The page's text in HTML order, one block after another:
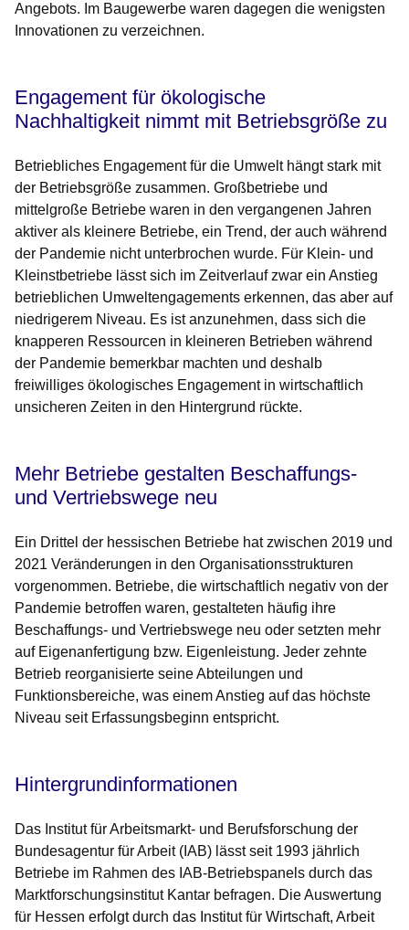
Angebots. Im Baugewerbe waren dagegen die wenigsten
Innovationen zu verzeichnen.
Engagement für ökologische
Nachhaltigkeit nimmt mit Betriebsgröße zu
Betriebliches Engagement für die Umwelt hängt stark mit
der Betriebsgröße zusammen. Großbetriebe und
mittelgroße Betriebe waren in den vergangenen Jahren
aktiver als kleinere Betriebe, ein Trend, der auch während
der Pandemie nicht unterbrochen wurde. Für Klein- und
Kleinstbetriebe lässt sich im Zeitverlauf zwar ein Anstieg
betrieblichen Umweltengagements erkennen, das aber auf
niedrigerem Niveau. Es ist anzunehmen, dass sich die
knapperen Ressourcen in kleineren Betrieben während
der Pandemie bemerkbar machten und deshalb
freiwilliges ökologisches Engagement in wirtschaftlich
unsicheren Zeiten in den Hintergrund rückte.
Mehr Betriebe gestalten Beschaffungs-
und Vertriebswege neu
Ein Drittel der hessischen Betriebe hat zwischen 2019 und
2021 Veränderungen in den Organisationsstrukturen
vorgenommen. Betriebe, die wirtschaftlich negativ von der
Pandemie betroffen waren, gestalteten häufig ihre
Beschaffungs- und Vertriebswege neu oder setzten mehr
auf Eigenanfertigung bzw. Eigenleistung. Jeder zehnte
Betrieb reorganisierte seine Abteilungen und
Funktionsbereiche, was einem Anstieg auf das höchste
Niveau seit Erfassungsbeginn entspricht.
Hintergrundinformationen
Das Institut für Arbeitsmarkt- und Berufsforschung der
Bundesagentur für Arbeit (IAB) lässt seit 1993 jährlich
Betriebe im Rahmen des IAB-Betriebspanels durch das
Marktforschungsinstitut Kantar befragen. Die Auswertung
für Hessen erfolgt durch das Institut für Wirtschaft, Arbeit